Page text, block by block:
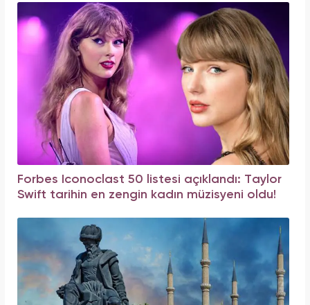
Forbes Iconoclast 50 listesi açıklandı: Taylor
Swift tarihin en zengin kadın müzisyeni oldu!